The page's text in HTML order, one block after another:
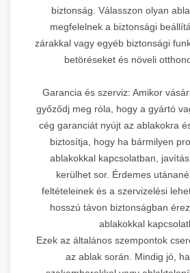
biztonság. Válasszon olyan
megfelelnek a biztonsági
zárakkal vagy egyéb biztonsági
betöréseket és növeli
Garancia és szerviz: Amikor
győződj meg róla, hogy a gyártó
cég garanciát nyújt az ablakokra
biztosítja, hogy ha bármilyen
ablakokkal kapcsolatban,
kerülhet sor. Érdemes
feltételeinek és a szervizelési
hosszú távon biztonságban
ablakokkal
Ezek az általános szempontok
az ablak során. Mindig jó,